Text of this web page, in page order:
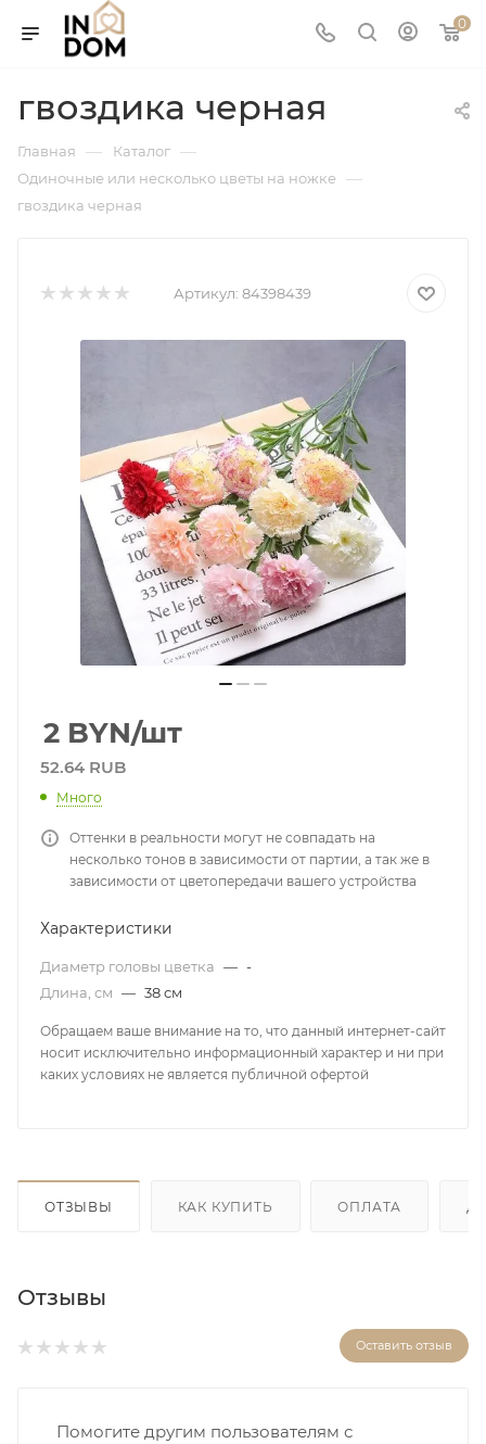
0
гвоздика черная
Главная — Каталог —
Одиночные или несколько цветы на ножке —
гвоздика черная
Артикул: 84398439
2 BYN/шт
52.64 RUB
Много
Оттенки в реальности могут не совпадать на
несколько тонов в зависимости от партии, а так же в
зависимости от цветопередачи вашего устройства
Характеристики
Диаметр головы цветка — -
Длина, см — 38 см
Обращаем ваше внимание на то, что данный интернет-сайт
носит исключительно информационный характер и ни при
каких условиях не является публичной офертой
ОТЗЫВЫ КАК КУПИТЬ ОПЛАТА
Отзывы
Оставить отзыв
Помогите другим пользователям с